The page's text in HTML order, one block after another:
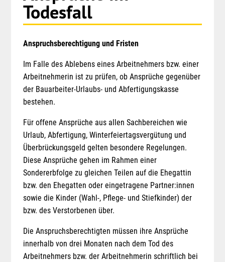
Todesfall
Anspruchsberechtigung und Fristen
Im Falle des Ablebens eines Arbeitnehmers bzw. einer
Arbeitnehmerin ist zu prüfen, ob Ansprüche gegenüber
der Bauarbeiter-Urlaubs- und Abfertigungskasse
bestehen.
Für offene Ansprüche aus allen Sachbereichen wie
Urlaub, Abfertigung, Winterfeiertagsvergütung und
Überbrückungsgeld gelten besondere Regelungen.
Diese Ansprüche gehen im Rahmen einer
Sondererbfolge zu gleichen Teilen auf die Ehegattin
bzw. den Ehegatten oder eingetragene Partner:innen
sowie die Kinder (Wahl-, Pflege- und Stiefkinder) der
bzw. des Verstorbenen über.
Die Anspruchsberechtigten müssen ihre Ansprüche
innerhalb von drei Monaten nach dem Tod des
Arbeitnehmers bzw. der Arbeitnehmerin schriftlich bei